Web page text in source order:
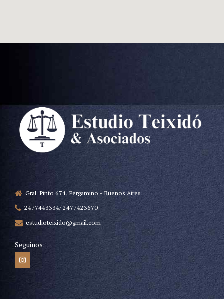
Gral. Pinto 674, Pergamino - Buenos Aires
2477443334/ 2477423670
estudioteixido@gmail.com
Seguinos: